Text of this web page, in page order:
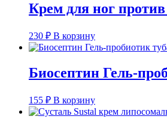
Крем для ног
230 ₽ В корзину
Биосептин Гель-
155 ₽ В корзину